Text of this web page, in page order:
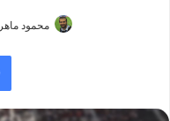
محمود ماهر